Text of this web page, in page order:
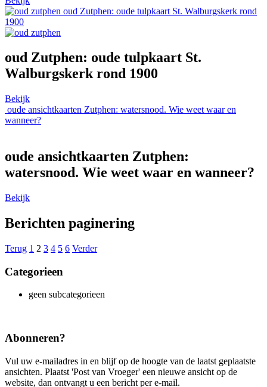
oud Zutphen: oude tulpkaart St. Walburgskerk rond
1900
oud Zutphen: oude tulpkaart St.
Walburgskerk rond 1900
Bekijk
oude ansichtkaarten Zutphen: watersnood. Wie weet waar en
wanneer?
oude ansichtkaarten Zutphen:
watersnood. Wie weet waar en wanneer?
Bekijk
Berichten paginering
Terug 1 2 3 4 5 6 Verder
Categorieen
geen subcategorieen
Abonneren?
Vul uw e-mailadres in en blijf op de hoogte van de laatst geplaatste
ansichten. Plaatst 'Post van Vroeger' een nieuwe ansicht op de
website, dan ontvangt u een bericht per e-mail.